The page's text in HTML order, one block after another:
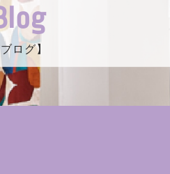
ブログ】